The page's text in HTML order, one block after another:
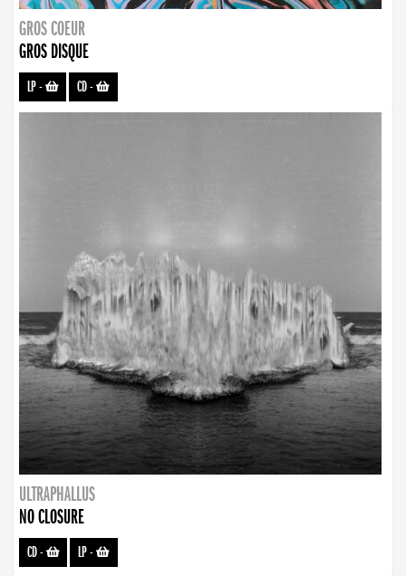
GROS COEUR
GROS DISQUE
LP- CD-
ULTRAPHALLUS
NO CLOSURE
CD- LP-